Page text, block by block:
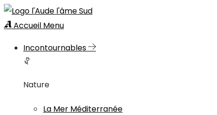
Accueil Menu
Incontournables
Nature
La Mer Méditerranée